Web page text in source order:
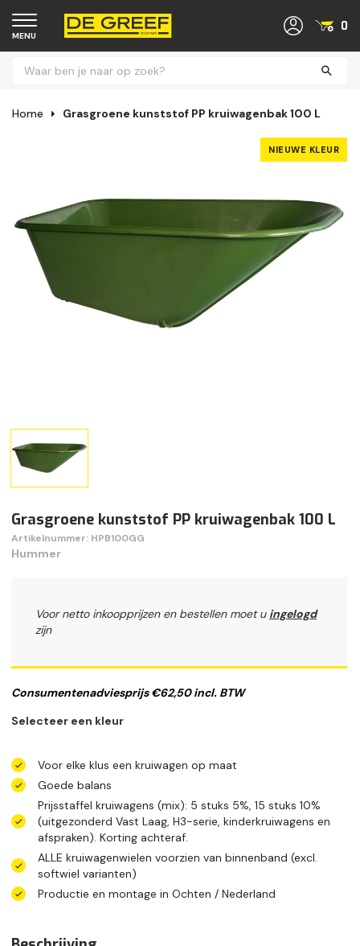
MENU
0
Home Grasgroene kunststof PP kruiwagenbak 100 L
NIEUWE KLEUR
Grasgroene kunststof PP kruiwagenbak 100 L
Artikelnummer: HPB100GG
Hummer
Voor netto inkoopprijzen en bestellen moet u ingelogd
zijn
Consumentenadviesprijs €62,50 incl. BTW
Selecteer een kleur
Voor elke klus een kruiwagen op maat
Goede balans
Prijsstaffel kruiwagens (mix): 5 stuks 5%, 15 stuks 10%
(uitgezonderd Vast Laag, H3-serie, kinderkruiwagens en
afspraken). Korting achteraf.
ALLE kruiwagenwielen voorzien van binnenband (excl.
softwiel varianten)
Productie en montage in Ochten / Nederland